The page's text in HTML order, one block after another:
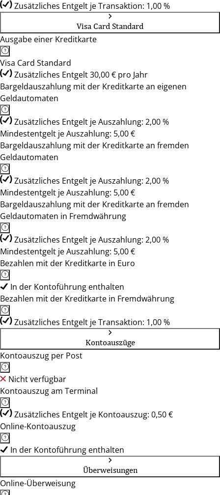
Zusätzliches Entgelt je Transaktion: 1,00 %
Visa Card Standard
Ausgabe einer Kreditkarte
Visa Card Standard
Zusätzliches Entgelt 30,00 € pro Jahr
Bargeldauszahlung mit der Kreditkarte an eigenen
Geldautomaten
Zusätzliches Entgelt je Auszahlung: 2,00 %
Mindestentgelt je Auszahlung: 5,00 €
Bargeldauszahlung mit der Kreditkarte an fremden
Geldautomaten
Zusätzliches Entgelt je Auszahlung: 2,00 %
Mindestentgelt je Auszahlung: 5,00 €
Bargeldauszahlung mit der Kreditkarte an fremden
Geldautomaten in Fremdwährung
Zusätzliches Entgelt je Auszahlung: 2,00 %
Mindestentgelt je Auszahlung: 5,00 €
Bezahlen mit der Kreditkarte in Euro
In der Kontoführung enthalten
Bezahlen mit der Kreditkarte in Fremdwährung
Zusätzliches Entgelt je Transaktion: 1,00 %
Kontoauszüge
Kontoauszug per Post
Nicht verfügbar
Kontoauszug am Terminal
Zusätzliches Entgelt je Kontoauszug: 0,50 €
Online-Kontoauszug
In der Kontoführung enthalten
Überweisungen
Online-Überweisung